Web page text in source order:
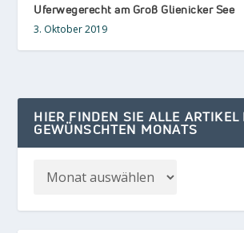
Uferwegerecht am Groß Glienicker See
3. Oktober 2019
HIER FINDEN SIE ALLE ARTIKEL
GEWÜNSCHTEN MONATS